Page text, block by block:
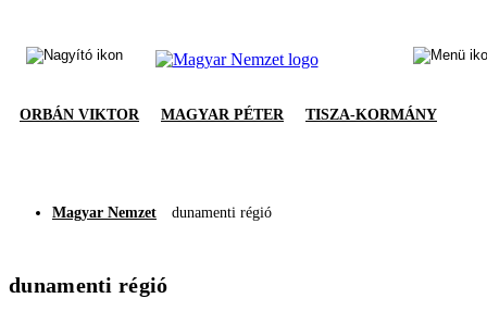
ORBÁN VIKTOR MAGYAR PÉTER TISZA-KORMÁNY
Magyar Nemzet dunamenti régió
dunamenti régió